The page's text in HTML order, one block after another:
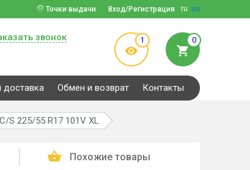
ru ua
Вход/Регистрация
Точки выдачи
звонок 1 0
доставка Обмен и возврат Контакты
S 225/55 R17 101V XL
Похожие товары